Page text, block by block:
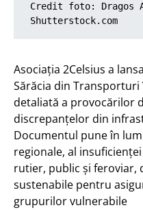
Credit foto: Dragos
Shutterstock.com
Asociația 2Celsius a
Sărăcia din Transporturi
detaliată a provocărilor
discrepanțelor din
Documentul pune în
regionale, al
rutier, public și feroviar,
sustenabile pentru
grupurilor vulnerabile